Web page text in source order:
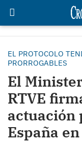
EL PROTOCOLO
PRORROGABLES
El
RTVE
actuación
España